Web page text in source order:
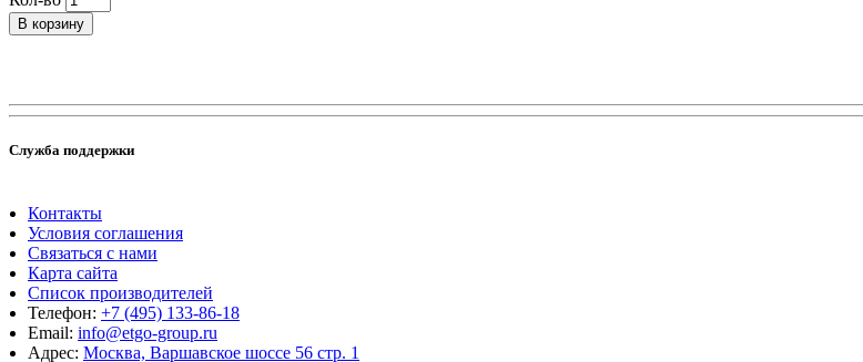
В корзину
Служба поддержки
Контакты
Условия соглашения
Связаться с нами
Карта сайта
Список производителей
Телефон: +7 (495) 133-86-18
Email: info@etgo-group.ru
Адрес: Москва, Варшавское шоссе 56 стр. 1